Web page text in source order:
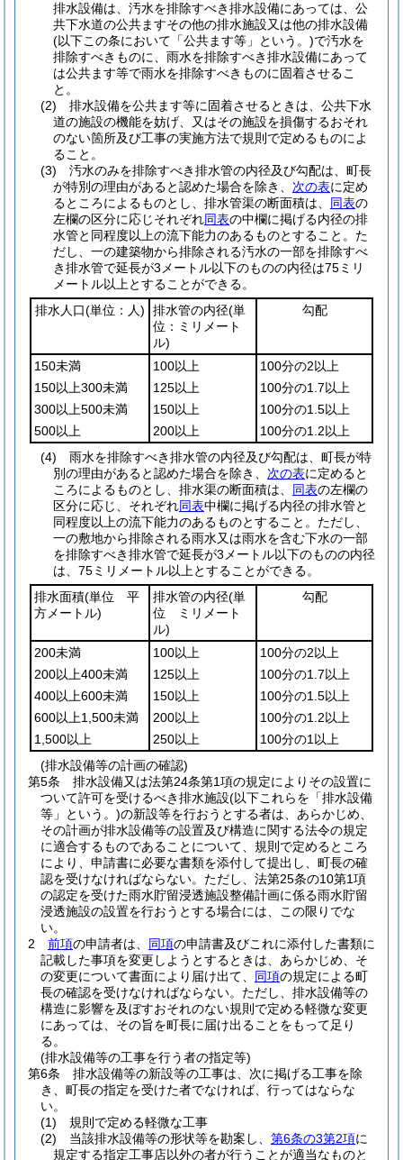
排水設備は、汚水を排除すべき排水設備にあっては、公
共下水道の公共ますその他の排水施設又は他の排水設備
(以下この条において「公共ます等」という。)で汚水を
排除すべきものに、雨水を排除すべき排水設備にあって
は公共ます等で雨水を排除すべきものに固着させるこ
と。
(2)
排水設備を公共ます等に固着させるときは、公共下水
道の施設の機能を妨げ、又はその施設を損傷するおそれ
のない箇所及び工事の実施方法で規則で定めるものによ
ること。
(3)
汚水のみを排除すべき排水管の内径及び勾配は、町長
が特別の理由があると認めた場合を除き、 次の表に定め
るところによるものとし、排水管渠の断面積は、 同表の
左欄の区分に応じそれぞれ同表の中欄に掲げる内径の排
水管と同程度以上の流下能力のあるものとすること。 た
だし、一の建築物から排除される汚水の一部を排除すべ
き排水管で延長が3メートル以下のものの内径は75ミリ
メートル以上とすることができる。
排水人口(単位：人) 排水管の内径(単
位：ミリメート
ル)
勾配
150未満 100以上
100分の2以上
150以上300未満
125以上
100分の1.7以上
300以上500未満
150以上
100分の1.5以上
500以上
200以上
100分の1.2以上
(4)
雨水を排除すべき排水管の内径及び勾配は、町長が特
別の理由があると認めた場合を除き、 次の表に定めると
ころによるものとし、排水渠の断面積は、 同表の左欄の
区分に応じ、それぞれ同表中欄に掲げる内径の排水管と
同程度以上の流下能力のあるものとすること。 ただし、
一の敷地から排除される雨水又は雨水を含む下水の一部
を排除すべき排水管で延長が3メートル以下のものの内径
は、75ミリメートル以上とすることができる。
排水面積(単位 平
方メートル)
排水管の内径(単
位 ミリメート
ル)
勾配
200未満 100以上
100分の2以上
200以上400未満
125以上
100分の1.7以上
400以上600未満
150以上
100分の1.5以上
600以上1,500未満
200以上
100分の1.2以上
1,500以上
250以上
100分の1以上
(排水設備等の計画の確認)
第5条
排水設備又は法第24条第1項の規定によりその設置に
ついて許可を受けるべき排水施設(以下これらを「排水設備
等」という。)の新設等を行おうとする者は、あらかじめ、
その計画が排水設備等の設置及び構造に関する法令の規定
に適合するものであることについて、規則で定めるところ
により、申請書に必要な書類を添付して提出し、町長の確
認を受けなければならない。 ただし、法第25条の10第1項
の認定を受けた雨水貯留浸透施設整備計画に係る雨水貯留
浸透施設の設置を行おうとする場合には、この限りでな
い。
2
前項の申請者は、 同項の申請書及びこれに添付した書類に
記載した事項を変更しようとするときは、あらかじめ、そ
の変更について書面により届け出て、 同項の規定による町
長の確認を受けなければならない。 ただし、排水設備等の
構造に影響を及ぼすおそれのない規則で定める軽微な変更
にあっては、その旨を町長に届け出ることをもって足り
る。
(排水設備等の工事を行う者の指定等)
第6条
排水設備等の新設等の工事は、次に掲げる工事を除
き、町長の指定を受けた者でなければ、行ってはならな
い。
(1)
規則で定める軽微な工事
(2)
当該排水設備等の形状等を勘案し、 第6条の3第2項に
規定する指定工事店以外の者が行うことが適当なものと